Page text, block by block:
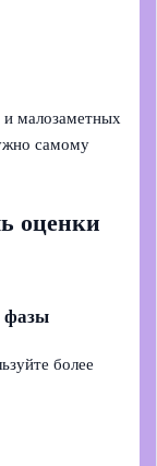
и малозаметных
самому
оценки
фазы
более